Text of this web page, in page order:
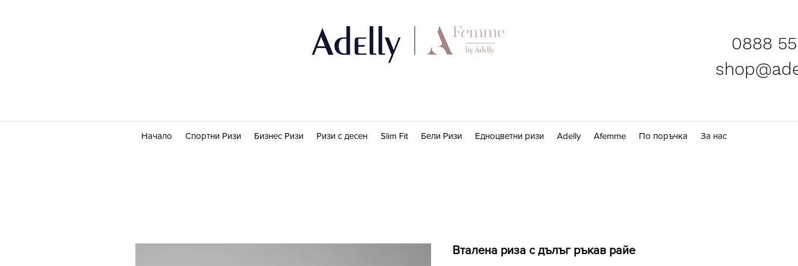
0888
Начало Спортни Ризи Бизнес Ризи Ризи с десен Slim Fit Бели Ризи Едноцветни ризи Adelly Afemme По поръчка За нас
Вталена риза с дълъг ръкав райе